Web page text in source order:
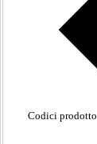
Codici prodotto